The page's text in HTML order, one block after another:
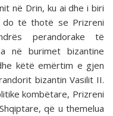
në Drin, ku ai dhe i biri
do të thotë se Prizreni
perandorake të
në burimet bizantine
këtë emërtim e gjen
bizantin Vasilit II.
kombëtare, Prizreni
që u themelua